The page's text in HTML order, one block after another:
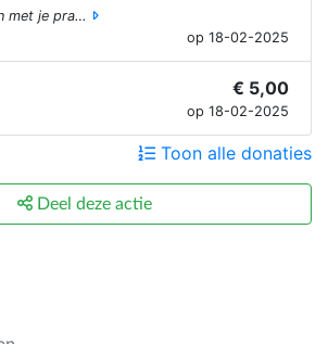
met je pra…
op 18-02-2025
€ 5,00
op 18-02-2025
Toon alle donaties
Deel deze actie